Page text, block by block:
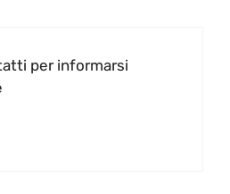
per informarsi